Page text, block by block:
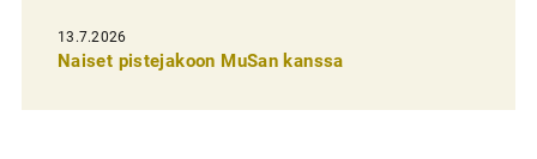
e
13.7.2026
Naiset pistejakoon MuSan kanssa